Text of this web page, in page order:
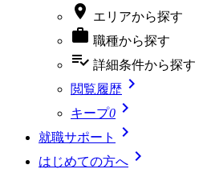
 エリアから探す
 職種から探す
playlist_add_check 詳細条件から探す
閲覧履歴 
キープ0 
就職サポート 
はじめての方へ 